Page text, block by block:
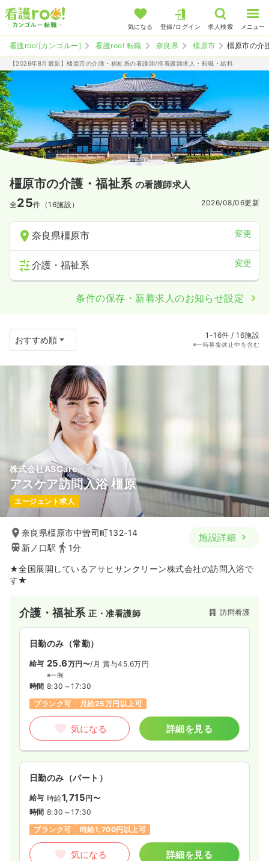
気になる 登録/ログイン 求人検索 メニュー
看護roo![カンゴルー] 看護roo! 転職 奈良県 橿原市 橿原市の介
【2026年8月最新】橿原市の介護・福祉系の看護師/准看護師求人・転職・給料
橿原市の介護・福祉系 の看護師求人
全25件（16施設） 2026/08/06更新
奈良県橿原市 変更
介護・福祉系 変更
条件の保存・新着求人のお知らせ設定
1-16件 / 16施設
※一時募集休止中を含む
株式会社ASCare
アスケア訪問入浴 橿原
エージェント求人
奈良県橿原市中曽司町132-14
新ノ口駅
1分
施設詳細
★全国展開しているアサヒサンクリーン株式会社の訪問入浴で
す★
介護・福祉系正・准看護師 訪問看護
日勤のみ（常勤）
給与 25.6万円〜/月 賞与45.6万円
※一例
時間 8:30～17:30
ブランク可
月給25万円以上可
気になる 詳細を見る
日勤のみ（パート）
給与 時給1,715円〜
時間 8:30～17:30
ブランク可
時給1,700円以上可
気になる 詳細を見る